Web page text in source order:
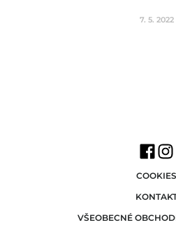
7. 5. 2022
COOKIES
VŠEOBECNÉ